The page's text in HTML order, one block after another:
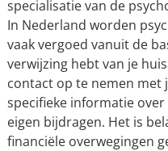
specialisatie van de
In Nederland worden
vaak vergoed vanuit de
verwijzing hebt van je
contact op te nemen met
specifieke informatie
eigen bijdragen. Het is
financiële overwegingen